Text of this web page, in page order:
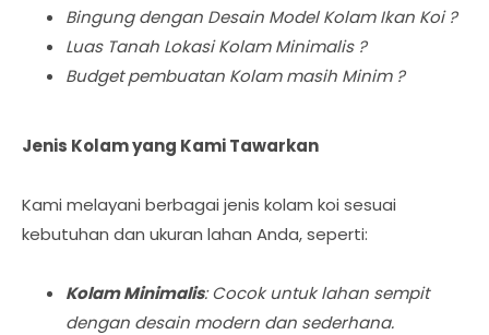
Bingung dengan Desain Model Kolam Ikan Koi ?
Luas Tanah Lokasi Kolam Minimalis ?
Budget pembuatan Kolam masih Minim ?
Jenis Kolam yang Kami Tawarkan
Kami melayani berbagai jenis kolam koi sesuai
kebutuhan dan ukuran lahan Anda, seperti:
Kolam Minimalis: Cocok untuk lahan sempit
dengan desain modern dan sederhana.